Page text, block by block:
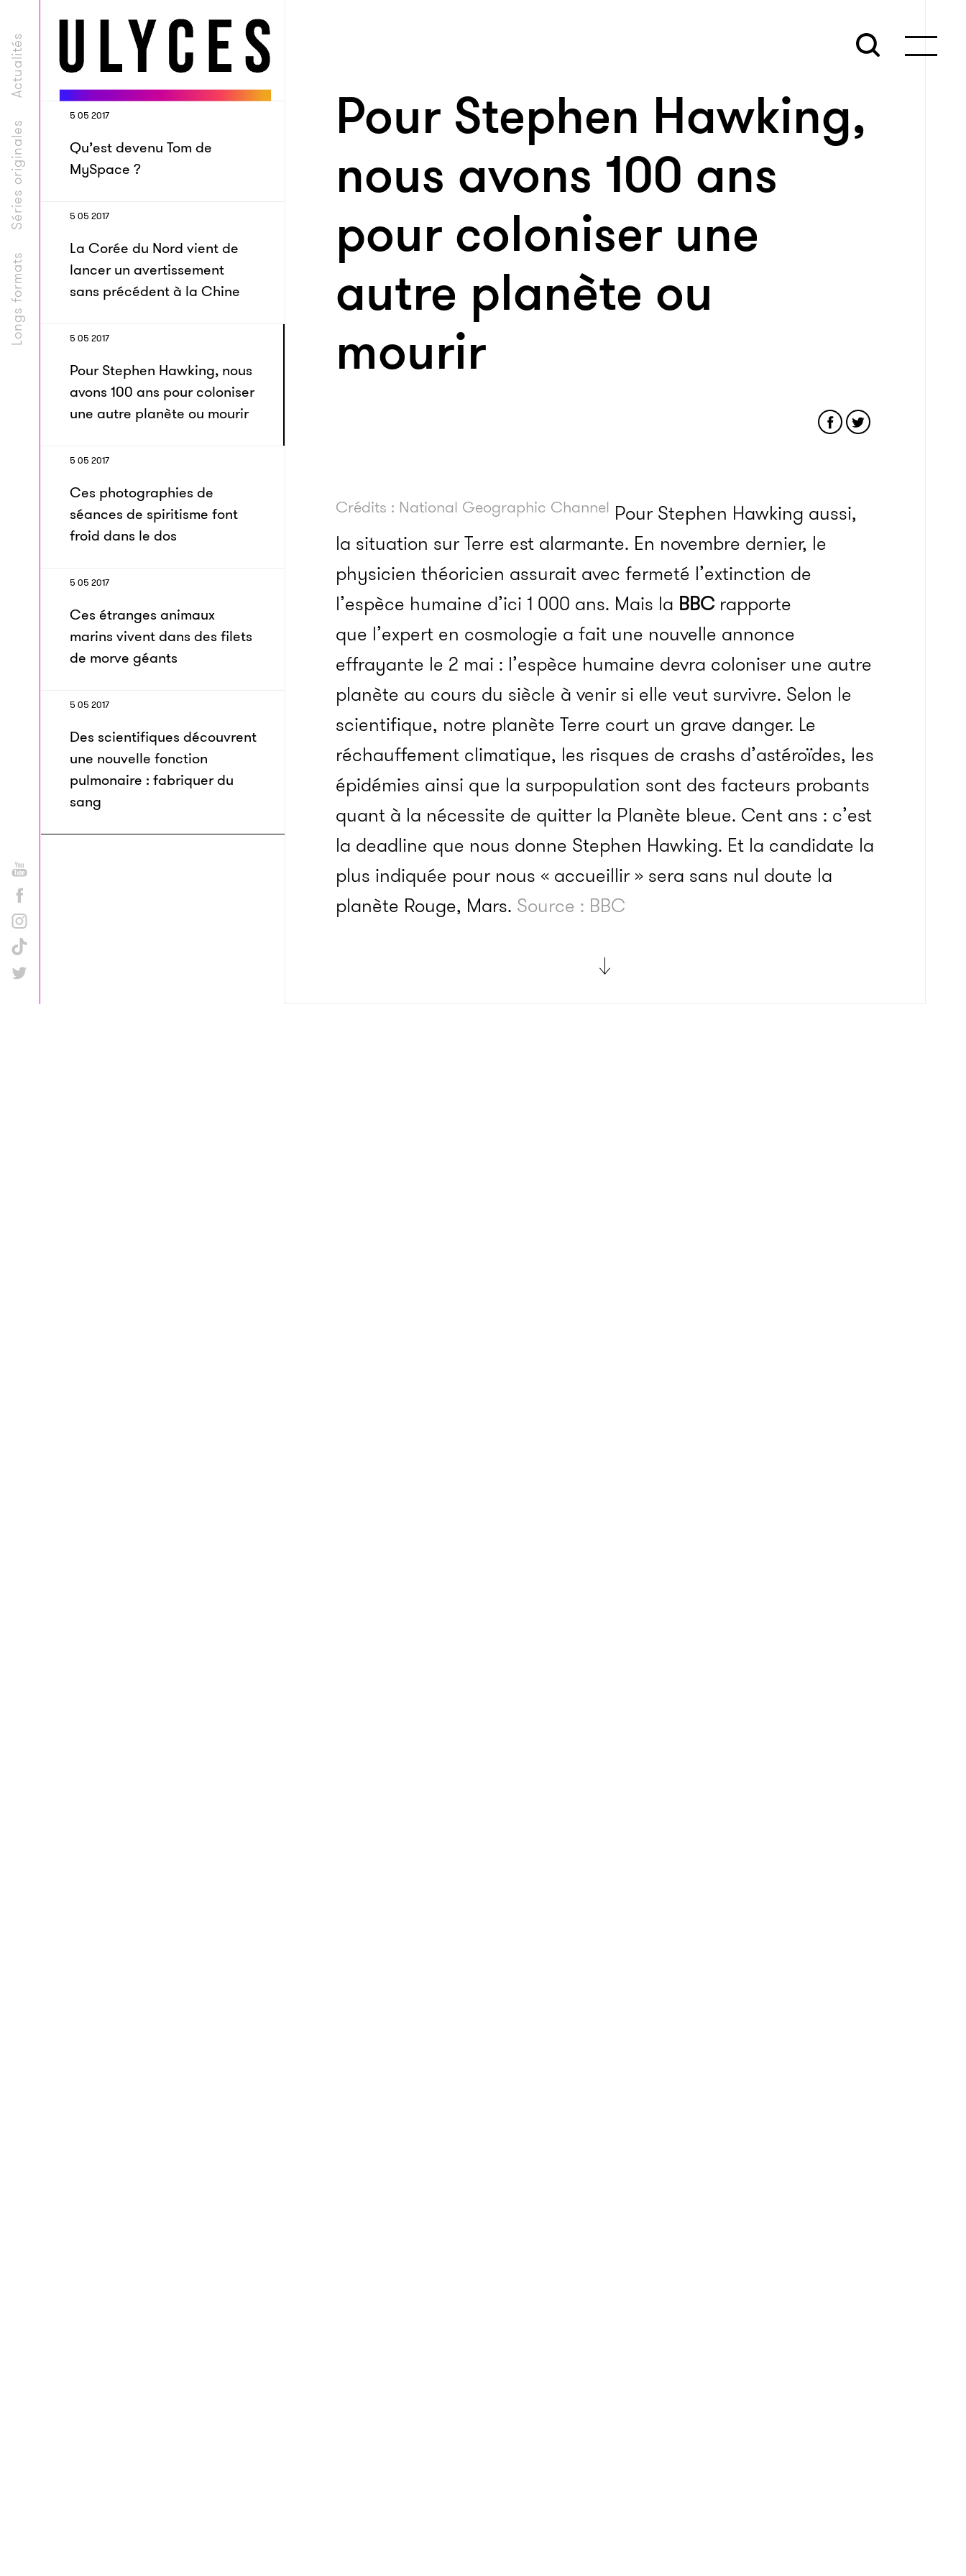
Longs formats
Séries originales
Actualités
5 05 2017
Qu’est devenu Tom de
MySpace ?
5 05 2017
La Corée du Nord vient de
lancer un avertissement
sans précédent à la Chine
5 05 2017
Pour Stephen Hawking, nous
avons 100 ans pour coloniser
une autre planète ou mourir
5 05 2017
Ces photographies de
séances de spiritisme font
froid dans le dos
5 05 2017
Ces étranges animaux
marins vivent dans des filets
de morve géants
5 05 2017
Des scientifiques découvrent
une nouvelle fonction
pulmonaire : fabriquer du
sang
Pour Stephen Hawking,
nous avons 100 ans
pour coloniser une
autre planète ou
mourir
Crédits : National Geographic Channel Pour Stephen Hawking aussi,
la situation sur Terre est alarmante. En novembre dernier, le
physicien théoricien assurait avec fermeté l’extinction de
l’espèce humaine d’ici 1 000 ans. Mais la BBCrapporte
que l’expert en cosmologie a fait une nouvelle annonce
effrayante le 2 mai : l’espèce humaine devra coloniser une autre
planète au cours du siècle à venir si elle veut survivre. Selon le
scientifique, notre planète Terre court un grave danger. Le
réchauffement climatique, les risques de crashs d’astéroïdes, les
épidémies ainsi que la surpopulation sont des facteurs probants
quant à la nécessite de quitter la Planète bleue. Cent ans : c’est
la deadline que nous donne Stephen Hawking. Et la candidate la
plus indiquée pour nous « accueillir » sera sans nul doute la
planète Rouge, Mars. Source : BBC